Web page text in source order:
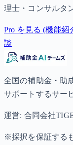
理士・コンサルタ
Pro を見る (機能紹
談
全国の補助金・助
サポートするサー
運営: 合同会社
※採択を保証する